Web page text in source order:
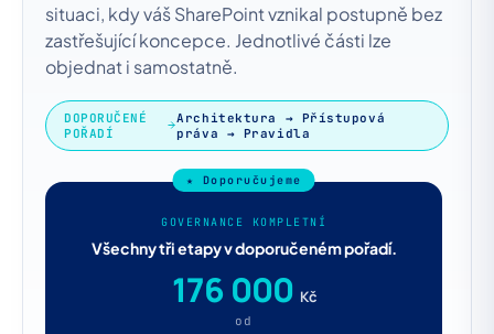
situaci, kdy váš SharePoint vznikal postupně bez
zastřešující koncepce. Jednotlivé části lze
objednat i samostatně.
DOPORUČENÉ
POŘADÍ
Architektura → Přístupová
práva → Pravidla
GOVERNANCE KOMPLETNÍ
Všechny tři etapy v doporučeném pořadí.
176 000 Kč
od